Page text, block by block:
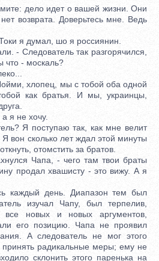
дело идет о вашей жизни. Они
возврата. Доверьтесь мне. Ведь
я думал, шо я россиянин.
- Следователь так разгорячился,
что - москаль?
хлопец, мы с тобой оба одной
как братья. И мы, украинцы,
я не хочу.
Я поступаю так, как мне велит
вон сколько лет ждал этой минуты
отомстить за братов.
Чапа, - чего там твои браты
продал хвашисту - это вижу. А я
день. Диапазон тем был
изучал Чапу, был терпелив,
все новых и новых аргументов,
его позицию. Чапа не проявил
А следователь не мог этого
принять радикальные меры; ему не
склонить этого паренька на